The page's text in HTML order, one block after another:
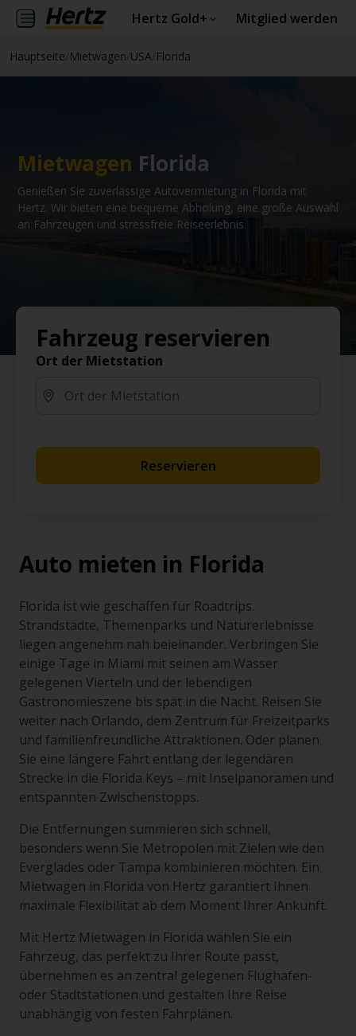
Hertz Gold+ Mitglied werden
Hauptseite Mietwagen USA Florida
Mietwagen Florida
Genießen Sie zuverlässige Autovermietung in Florida mit
Hertz. Wir bieten eine bequeme Abholung, eine große Auswahl
an Fahrzeugen und stressfreie Reiseerlebnis.
Fahrzeug reservieren
Ort der Mietstation
Reservieren
Auto mieten in Florida
Florida ist wie geschaffen für Roadtrips.
Strandstädte, Themenparks und Naturerlebnisse
liegen angenehm nah beieinander. Verbringen Sie
einige Tage in Miami mit seinen am Wasser
gelegenen Vierteln und der lebendigen
Gastronomieszene bis spät in die Nacht. Reisen Sie
weiter nach Orlando, dem Zentrum für Freizeitparks
und familienfreundliche Attraktionen. Oder planen
Sie eine längere Fahrt entlang der legendären
Strecke in die Florida Keys – mit Inselpanoramen und
entspannten Zwischenstopps.
Die Entfernungen summieren sich schnell,
besonders wenn Sie Metropolen mit Zielen wie den
Everglades oder Tampa kombinieren möchten. Ein
Mietwagen in Florida von Hertz garantiert Ihnen
maximale Flexibilität ab dem Moment Ihrer Ankunft.
Mit Hertz Mietwagen in Florida wählen Sie ein
Fahrzeug, das perfekt zu Ihrer Route passt,
übernehmen es an zentral gelegenen Flughafen-
oder Stadtstationen und gestalten Ihre Reise
unabhängig von festen Fahrplänen.